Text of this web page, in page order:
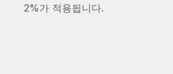
2%가 적용됩니다.